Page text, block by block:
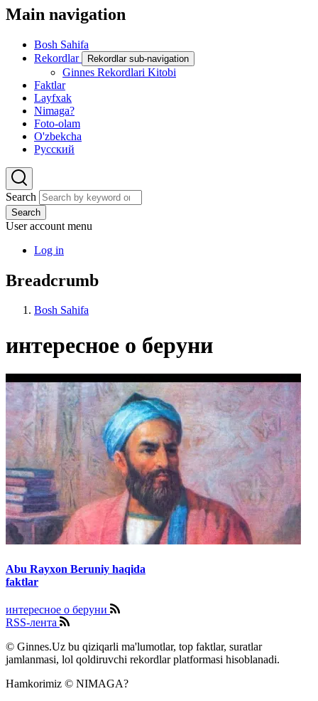
Main navigation
Bosh Sahifa
Rekordlar
Rekordlar sub-navigation
Ginnes Rekordlari Kitobi
Faktlar
Layfxak
Nimaga?
Foto-olam
O'zbekcha
Русский
Search
Search
User account menu
Log in
Breadcrumb
Bosh Sahifa
интересное о беруни
Abu Rayxon Beruniy haqida
faktlar
интересное о беруни
RSS-лента
© Ginnes.Uz bu qiziqarli ma'lumotlar, top faktlar, suratlar
jamlanmasi, lol qoldiruvchi rekordlar platformasi hisoblanadi.
Hamkorimiz © NIMAGA?